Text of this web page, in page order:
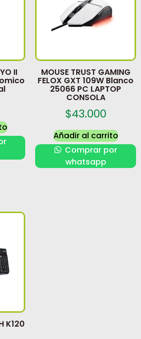
II MOUSE TRUST GAMING
FELOX GXT 109W Blanco
25066 PC LAPTOP
CONSOLA
$43.000
Añadir al carrito
Comprar por
whatsapp
K120